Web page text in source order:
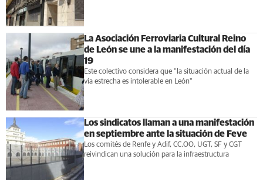
La Asociación Ferroviaria Cultural Reino
de León se une a la manifestación del día
19
Este colectivo considera que "la situación actual de la
vía estrecha es intolerable en León"
Los sindicatos llaman a una manifestación
en septiembre ante la situación de Feve
Los comités de Renfe y Adif, CC.OO, UGT, SF y CGT
reivindican una solución para la infraestructura